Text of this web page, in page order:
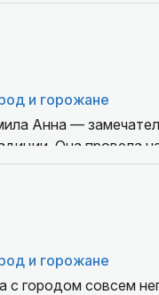
и горожане
Анна —
Она провела
найти
что Анна
традициях
ответила на
интересно и
и успехов!
и горожане
с городом совсем